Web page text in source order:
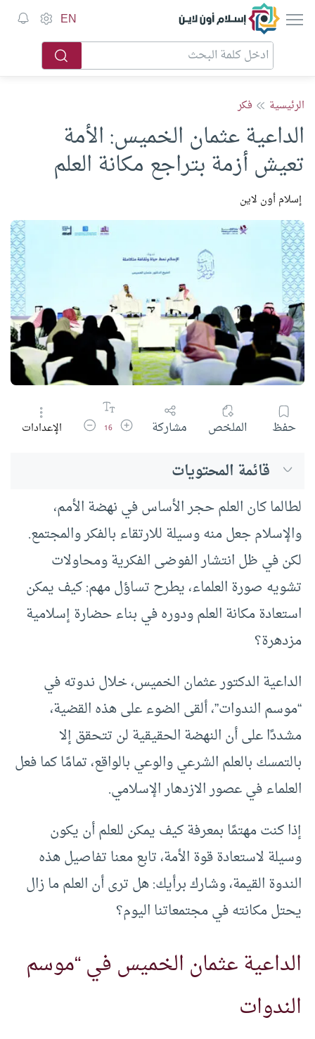
EN
الرئيسية فكر
الداعية عثمان الخميس: الأمة
تعيش أزمة بتراجع مكانة العلم
إسلام أون لاين
حفظ الملخص مشاركة زيادة حجم الخط
16 تقليل حجم الخط
الإعدادات
قائمة المحتويات
لطالما كان العلم حجر الأساس في نهضة الأمم،
والإسلام جعل منه وسيلة للارتقاء بالفكر والمجتمع.
لكن في ظل انتشار الفوضى الفكرية ومحاولات
تشويه صورة العلماء، يطرح تساؤل مهم: كيف يمكن
استعادة مكانة العلم ودوره في بناء حضارة إسلامية
مزدهرة؟
الداعية الدكتور عثمان الخميس، خلال ندوته في
“موسم الندوات”، ألقى الضوء على هذه القضية،
مشددًا على أن النهضة الحقيقية لن تتحقق إلا
بالتمسك بالعلم الشرعي والوعي بالواقع، تمامًا كما فعل
العلماء في عصور الازدهار الإسلامي.
إذا كنت مهتمًا بمعرفة كيف يمكن للعلم أن يكون
وسيلة لاستعادة قوة الأمة، تابع معنا تفاصيل هذه
الندوة القيمة، وشارك برأيك: هل ترى أن العلم ما زال
يحتل مكانته في مجتمعاتنا اليوم؟
الداعية عثمان الخميس في “موسم
الندوات